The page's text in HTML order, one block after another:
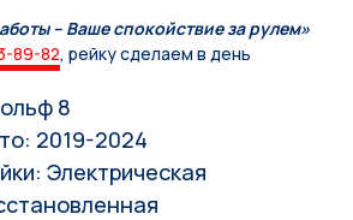
– Ваше спокойствие за рулем»
89-82, рейку сделаем в день
8
2019-2024
Электрическая